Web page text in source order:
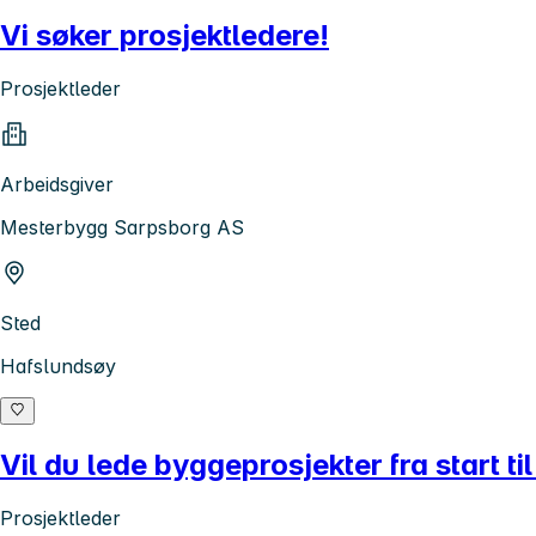
Vi søker prosjektledere!
Prosjektleder
Arbeidsgiver
Mesterbygg Sarpsborg AS
Sted
Hafslundsøy
Vil du lede byggeprosjekter fra start
Prosjektleder